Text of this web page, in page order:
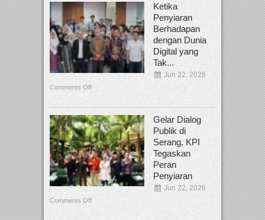
Ketika
Penyiaran
Berhadapan
dengan Dunia
Digital yang
Tak...
Jun 22, 2026
Comments Off
Gelar Dialog
Publik di
Serang, KPI
Tegaskan
Peran
Penyiaran
Jun 22, 2026
Comments Off